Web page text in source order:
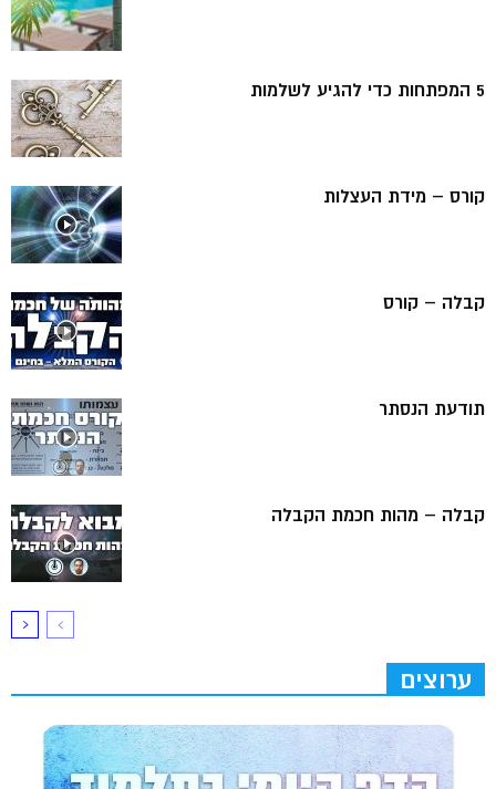
5 המפתחות כדי להגיע לשלמות
קורס – מידת העצלות
קבלה – קורס
תודעת הנסתר
קבלה – מהות חכמת הקבלה
ערוצים